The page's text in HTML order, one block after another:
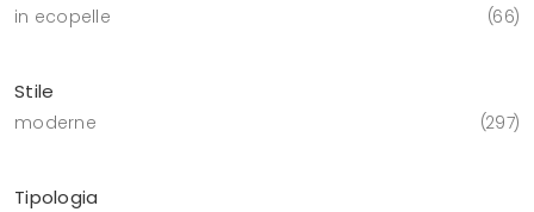
in ecopelle 66
Stile
moderne 297
Tipologia